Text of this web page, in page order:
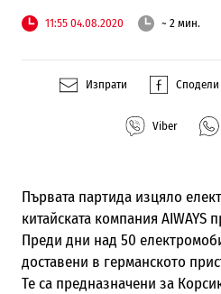
11:55 04.08.2020 ~ 2 мин.
Изпрати Сподели
Viber
Първата партида изцяло
китайската компания AIWAYS
Преди дни над 50
доставени в германското
Те са предназначени за